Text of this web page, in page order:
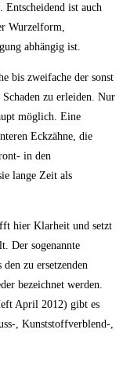
ist auch
Wurzelform,
abhängig ist.
bis zweifache der sonst
zu erleiden. Nur
möglich. Eine
Eckzähne, die
in den
lange Zeit als
hier Klarheit und setzt
Der sogenannte
zu ersetzenden
bezeichnet werden.
April 2012) gibt es
, Kunststoffverblend-,